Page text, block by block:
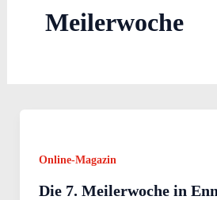
Meilerwoche
Online-Magazin
Die 7. Meilerwoche in